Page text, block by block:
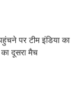
पर टीम इंडिया का
दूसरा मैच